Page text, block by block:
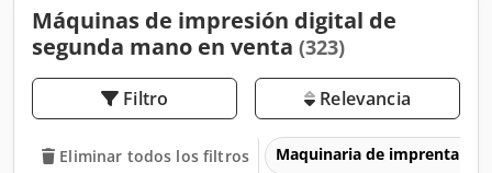
Máquinas de impresión digital de
segunda mano en venta (323)
Filtro Relevancia
Eliminar todos los filtros Maquinaria de imprenta y